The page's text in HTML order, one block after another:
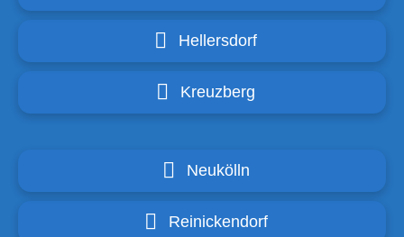
Hellersdorf
Kreuzberg
Neukölln
Reinickendorf